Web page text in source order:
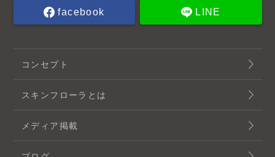
facebook LINE
コンセプト
スキンフローラとは
メディア掲載